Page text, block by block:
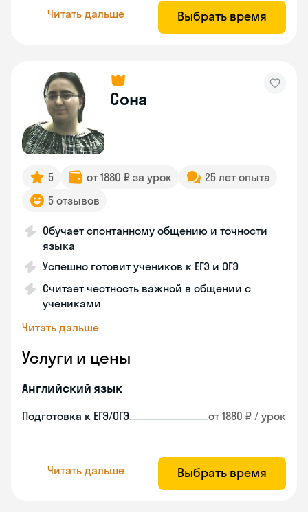
Читать дальше Выбрать время
Сона
5 от 1880 ₽ за урок
25 лет опыта
5 отзывов
Обучает спонтанному общению и точности
языка
Успешно готовит учеников к ЕГЭ и ОГЭ
Считает честность важной в общении с
учениками
Читать дальше
Услуги и цены
Английский язык
Подготовка к ЕГЭ/ОГЭ от 1880 ₽ / урок
Читать дальше Выбрать время